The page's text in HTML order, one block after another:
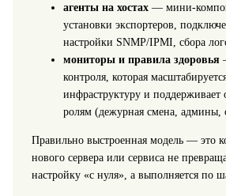
агенты на хостах— мини-
установки экспортеров,
настройки SNMP/IPMI, сбора
мониторы и правила здоровья
контроля, которая
инфраструктуру и
ролям (дежурная смена, админы,
Правильно выстроенная модель — это
нового сервера или сервиса не
настройку «с нуля», а выполняется по